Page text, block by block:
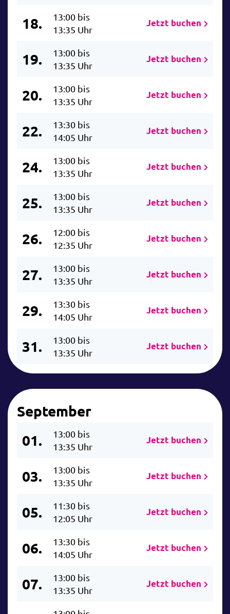
18.
13:00 bis
13:35 Uhr
Jetzt buchen
19.
13:00 bis
13:35 Uhr
Jetzt buchen
20.
13:00 bis
13:35 Uhr
Jetzt buchen
22.
13:30 bis
14:05 Uhr
Jetzt buchen
24.
13:00 bis
13:35 Uhr
Jetzt buchen
25.
13:00 bis
13:35 Uhr
Jetzt buchen
26.
12:00 bis
12:35 Uhr
Jetzt buchen
27.
13:00 bis
13:35 Uhr
Jetzt buchen
29.
13:30 bis
14:05 Uhr
Jetzt buchen
31.
13:00 bis
13:35 Uhr
Jetzt buchen
September
01.
13:00 bis
13:35 Uhr
Jetzt buchen
03.
13:00 bis
13:35 Uhr
Jetzt buchen
05.
11:30 bis
12:05 Uhr
Jetzt buchen
06.
13:30 bis
14:05 Uhr
Jetzt buchen
07.
13:00 bis
13:35 Uhr
Jetzt buchen